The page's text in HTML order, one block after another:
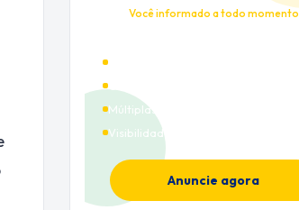
Você informado a todo momento
Múltiplas categorias
Visibilidade premium
Anuncie agora